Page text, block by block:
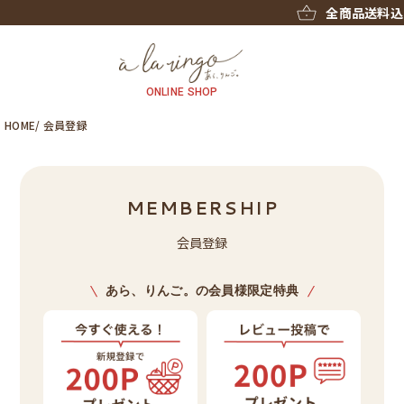
全商品送料込み！
ONLINE SHOP
HOME 会員登録
MEMBERSHIP
会員登録
あら、りんご。の会員様限定特典